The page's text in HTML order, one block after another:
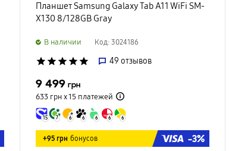
Планшет Samsung Galaxy Tab A11 WiFi SM-
X130 8/128GB Gray
B наличии Код: 3024186
star star star star star 49 отзывов
9 499 грн
633 грн х 15 платежей
15 7 6 6 6 6 6
+95 грн бонусов -3%